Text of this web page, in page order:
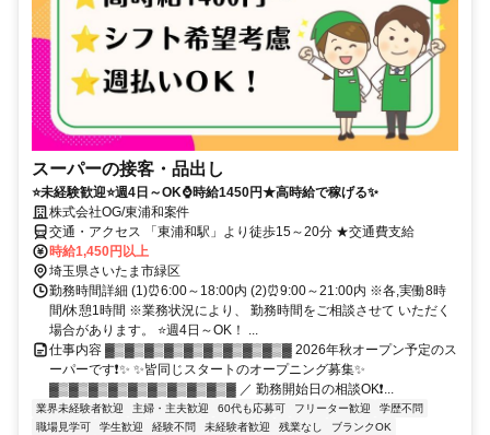
スーパーの接客・品出し
⭐未経験歓迎⭐週4日～OK⌚時給1450円★高時給で稼げる✨
株式会社OG/東浦和案件
交通・アクセス 「東浦和駅」より徒歩15～20分 ★交通費支給
時給1,450円以上
埼玉県さいたま市緑区
勤務時間詳細 (1)⏰6:00～18:00内 (2)⏰9:00～21:00内 ※各,実働8時
間/休憩1時間 ※業務状況により、 勤務時間をご相談させて いただく
場合があります。 ⭐週4日～OK！ ...
仕事内容 ▓▒▓▒▓▒▓▒▓▒▓▒▓▒▓▒▓▒▓ 2026年秋オープン予定のス
ーパーです❗✨ ✨皆同じスタートのオープニング募集✨
▓▒▓▒▓▒▓▒▓▒▓▒▓▒▓▒▓▒▓ ／ 勤務開始日の相談OK❗...
業界未経験者歓迎 主婦・主夫歓迎 60代も応募可 フリーター歓迎
学歴不問
職場見学可
学生歓迎 経験不問 未経験者歓迎 残業なし
ブランクOK